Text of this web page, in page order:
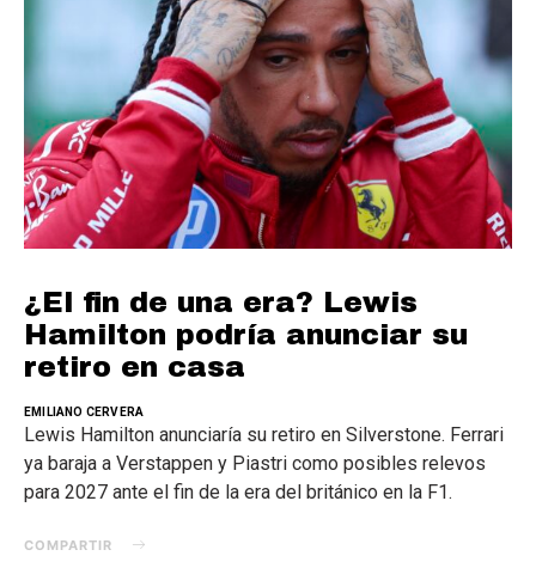
¿El fin de una era? Lewis
Hamilton podría anunciar su
retiro en casa
EMILIANO CERVERA
Lewis Hamilton anunciaría su retiro en Silverstone. Ferrari
ya baraja a Verstappen y Piastri como posibles relevos
para 2027 ante el fin de la era del británico en la F1.
COMPARTIR